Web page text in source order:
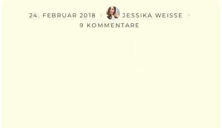
24. FEBRUAR 2018
JESSIKA WEISSE
9 KOMMENTARE